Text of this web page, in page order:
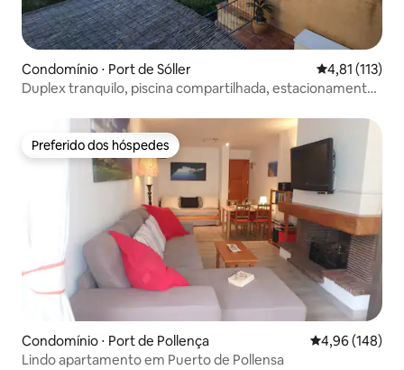
Condomínio ⋅ Port de Sóller 4,81 de uma
4,81 (113)
Duplex tranquilo, piscina compartilhada, estacionamento
Preferido dos hóspedes
Preferido dos hóspedes
Condomínio ⋅ Port de Pollença 4,96 de uma
4,96 (148)
Lindo apartamento em Puerto de Pollensa